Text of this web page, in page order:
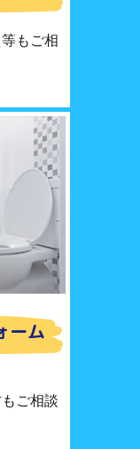
もご相
ーム
ご相談